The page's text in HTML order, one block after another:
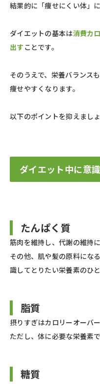
結果的に「痩せにくい体」に
ダイエットの基本は消費カ
出す ことです。
そのうえで、栄養バランス
痩せやすくなります。
以下のポイントを抑えましょ
ダイエット中に意
たんぱく質
筋肉を維持し、代謝の維持に
その他、肌や髪の原料にな
識してとりたい栄養素のひと
脂質
摂りすぎはカロリーオーバ
ただし、体に必要な栄養素
糖質